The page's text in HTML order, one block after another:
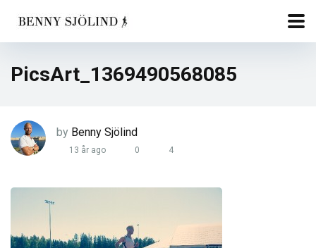
PicsArt_1369490568085
by Benny Sjölind
13 år ago 0 4